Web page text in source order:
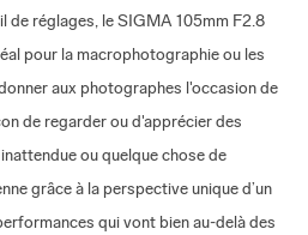
de réglages, le SIGMA 105mm F2.8
pour la macrophotographie ou les
aux photographes l'occasion de
de regarder ou d'apprécier des
ou quelque chose de
grâce à la perspective unique d’un
qui vont bien au-delà des